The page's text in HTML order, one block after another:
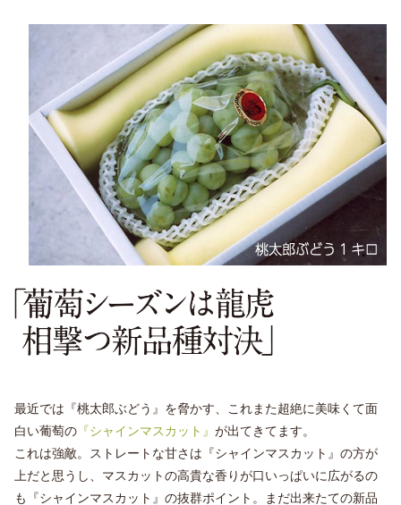
最近では『桃太郎ぶどう』を脅かす、これまた超絶に美味くて面
白い葡萄の 『シャインマスカット』 が出てきてます。
これは強敵。ストレートな甘さは『シャインマスカット』の方が
上だと思うし、マスカットの高貴な香りが口いっぱいに広がるの
も『シャインマスカット』の抜群ポイント。まだ出来たての新品